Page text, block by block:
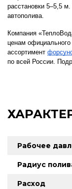
расстановки 5–5,5
автополива.
Компания
ценам
ассортимент
по всей России.
Рабочее
Радиус
Расход